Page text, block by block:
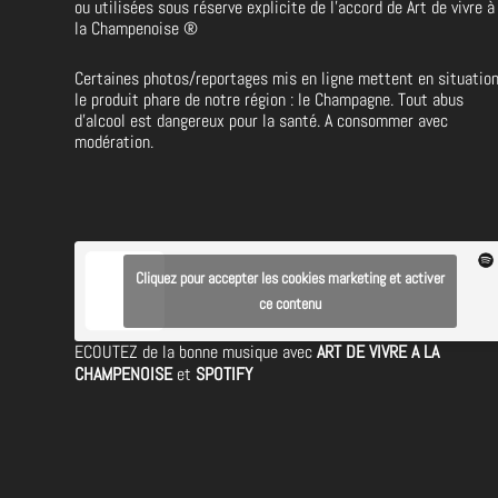
ou utilisées sous réserve explicite de l’accord de Art de vivre à
la Champenoise®
Certaines photos/reportages mis en ligne mettent en
le produit phare de notre région : le Champagne. Tout abus
d’alcool est dangereux pour la santé. A consommer avec
modération.
Cliquez pour accepter les cookies marketing et activer
ce contenu
ECOUTEZ de la bonne musique avecART DE VIVRE A LA
CHAMPENOISEet SPOTIFY